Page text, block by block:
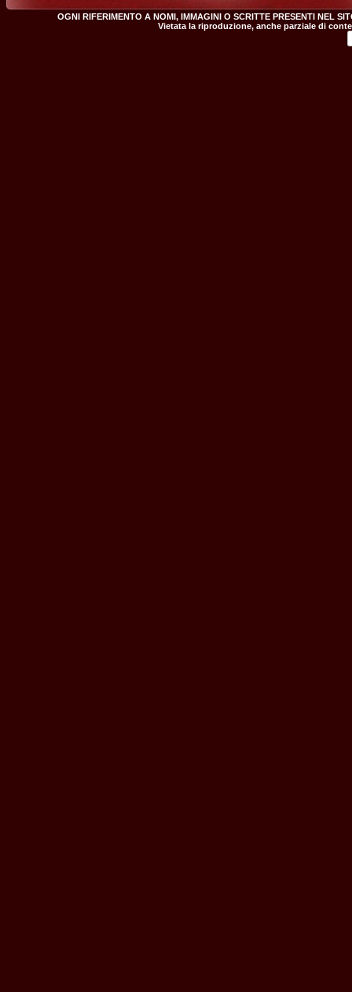
OGNI RIFERIMENTO A NOMI, IMMAGINI O SCRITTE PRESENTI NEL
Vietata la riproduzione, anche parziale di